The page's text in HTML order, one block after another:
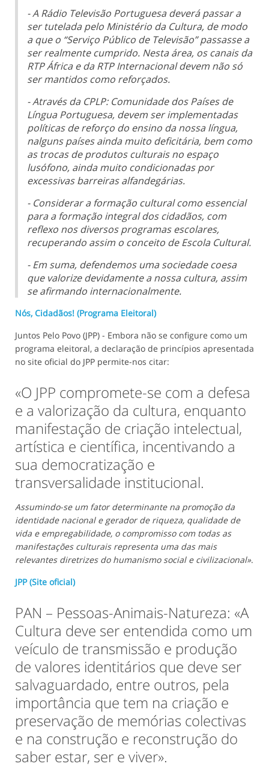
- A Rádio Televisão Portuguesa deverá passar a
ser tutelada pelo Ministério da Cultura, de modo
a que o “Serviço Público de Televisão” passasse a
ser realmente cumprido. Nesta área, os canais da
RTP África e da RTP Internacional devem não só
ser mantidos como reforçados.
- Através da CPLP: Comunidade dos Países de
Língua Portuguesa, devem ser implementadas
políticas de reforço do ensino da nossa língua,
nalguns países ainda muito deficitária, bem como
as trocas de produtos culturais no espaço
lusófono, ainda muito condicionadas por
excessivas barreiras alfandegárias.
- Considerar a formação cultural como essencial
para a formação integral dos cidadãos, com
reflexo nos diversos programas escolares,
recuperando assim o conceito de Escola Cultural.
- Em suma, defendemos uma sociedade coesa
que valorize devidamente a nossa cultura, assim
se afirmando internacionalmente.
Nós, Cidadãos! (Programa Eleitoral)
Juntos Pelo Povo (JPP) - Embora não se configure como um
programa eleitoral, a declaração de princípios apresentada
no site oficial do JPP permite-nos citar:
«O JPP compromete-se com a defesa
e a valorização da cultura, enquanto
manifestação de criação intelectual,
artística e científica, incentivando a
sua democratização e
transversalidade institucional.
Assumindo-se um fator determinante na promoção da
identidade nacional e gerador de riqueza, qualidade de
vida e empregabilidade, o compromisso com todas as
manifestações culturais representa uma das mais
relevantes diretrizes do humanismo social e civilizacional».
JPP (Site oficial)
PAN – Pessoas-Animais-Natureza: «A
Cultura deve ser entendida como um
veículo de transmissão e produção
de valores identitários que deve ser
salvaguardado, entre outros, pela
importância que tem na criação e
preservação de memórias colectivas
e na construção e reconstrução do
saber estar, ser e viver».